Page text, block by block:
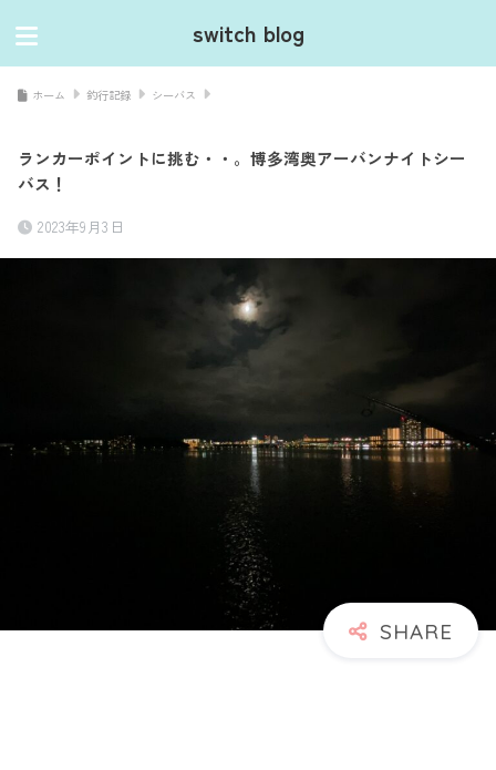
switch blog
ホーム 釣行記録 シーバス
ランカーポイントに挑む・・。博多湾奥アーバンナイトシー
バス！
2023年9月3日